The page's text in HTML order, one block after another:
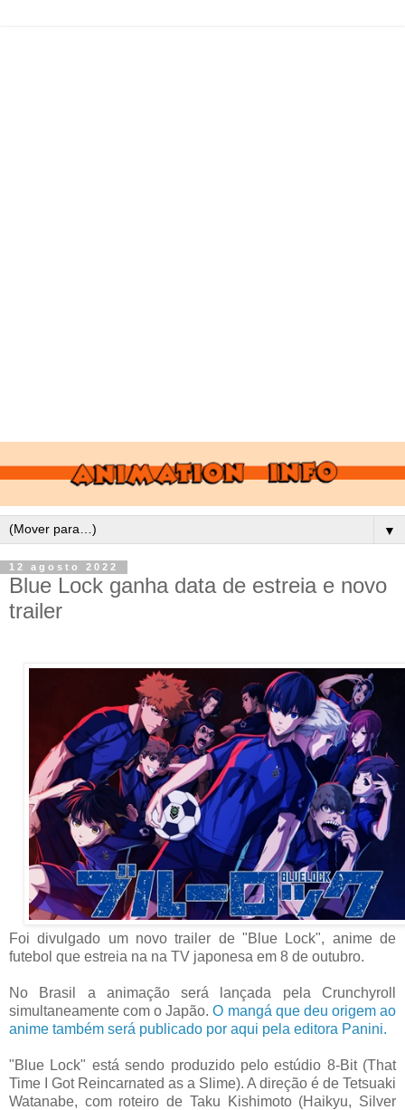
▼
12 agosto 2022
Blue Lock ganha data de estreia e novo
trailer
Foi divulgado um novo trailer de "Blue Lock", anime de
futebol que estreia na na TV japonesa em 8 de outubro.
No Brasil a animação será lançada pela Crunchyroll
simultaneamente com o Japão.O mangá que deu origem ao
anime também será publicado por aqui pela editora Panini.
"Blue Lock" está sendo produzido pelo estúdio 8-Bit (That
Time I Got Reincarnated as a Slime). A direção é de Tetsuaki
Watanabe, com roteiro de Taku Kishimoto (Haikyu, Silver